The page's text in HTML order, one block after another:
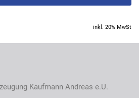
inkl. 20% MwSt
Kaufmann Andreas e.U.